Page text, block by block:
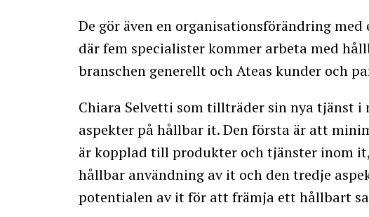
De gör även en organisationsförändring
där fem specialister kommer arbeta med
branschen generellt och Ateas kunder och
Chiara Selvetti som tillträder sin nya tjänst
aspekter på hållbar it. Den första är att
är kopplad till produkter och tjänster inom
hållbar användning av it och den tredje
potentialen av it för att främja ett hållbart